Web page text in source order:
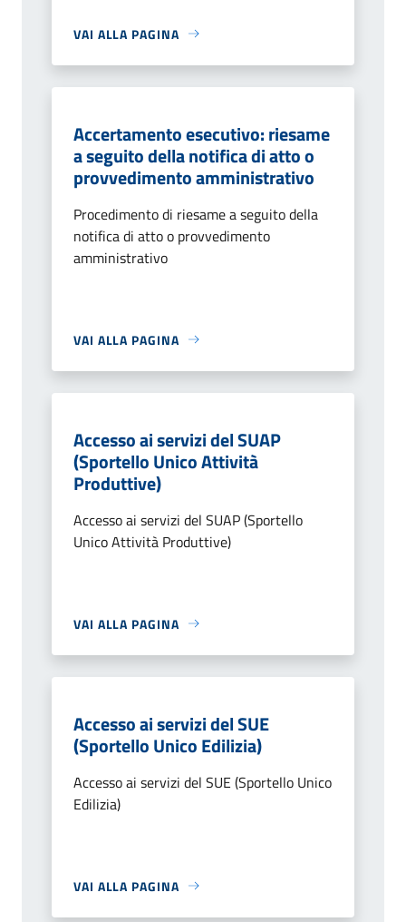
VAI ALLA PAGINA
Accertamento esecutivo: riesame
a seguito della notifica di atto o
provvedimento amministrativo
Procedimento di riesame a seguito della
notifica di atto o provvedimento
amministrativo
VAI ALLA PAGINA
Accesso ai servizi del SUAP
(Sportello Unico Attività
Produttive)
Accesso ai servizi del SUAP (Sportello
Unico Attività Produttive)
VAI ALLA PAGINA
Accesso ai servizi del SUE
(Sportello Unico Edilizia)
Accesso ai servizi del SUE (Sportello Unico
Edilizia)
VAI ALLA PAGINA